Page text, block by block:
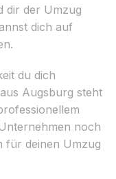
dir der Umzug
dich auf
du dich
Augsburg steht
noch
für deinen Umzug